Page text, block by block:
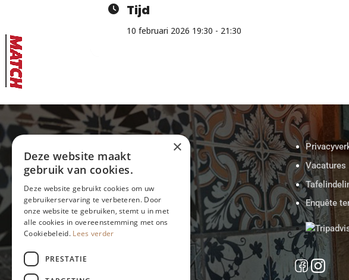
Tijd
10 februari 2026 19:30 - 21:30
Sint Gilleshof 5
020 669 58 80
info@eetcafe-thijs.nl
Vacatures
Enquête
×
Deze website maakt
gebruik van cookies.
Deze website gebruikt cookies om uw
gebruikerservaring te verbeteren. Door
onze website te gebruiken, stemt u in met
alle cookies in overeenstemming met ons
Cookiebeleid. Lees verder
PRESTATIE